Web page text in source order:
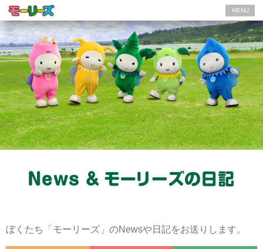
MENU
ぼくたち「モーリーズ」のNewsや日記をお送りします。